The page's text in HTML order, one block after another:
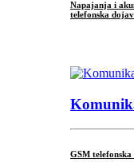
Napajanja i
telefonska
GSM